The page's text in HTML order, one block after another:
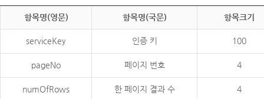
항목명(영문) 항목명(국문) 항목크기
serviceKey 인증 키 100
pageNo 페이지 번호 4
numOfRows 한 페이지 결과 수 4